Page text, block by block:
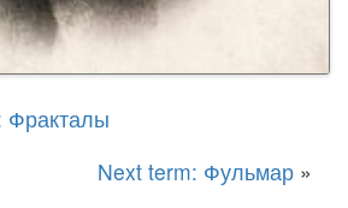
Фракталы
Next term: Фульмар »